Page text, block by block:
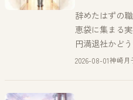
辞めたはずの
恵袋に集まる
円満退社かど
てきた。神崎
2026-08-01神崎月